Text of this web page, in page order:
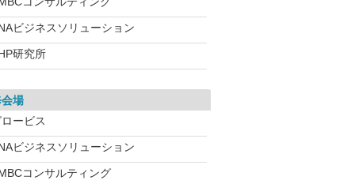
ビジネスソリューション
研究所
場
ービス
ビジネスソリューション
コンサルティング